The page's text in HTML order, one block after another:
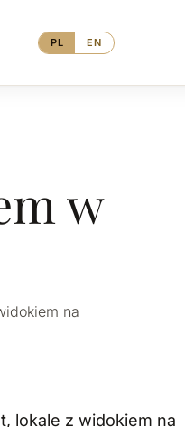
PL EN
w
na
lokale z widokiem na